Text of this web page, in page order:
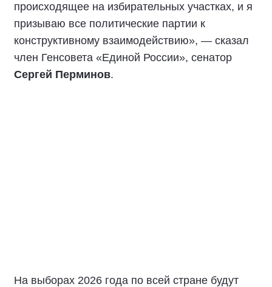
происходящее на избирательных участках, и я
призываю все политические партии к
конструктивному взаимодействию», — сказал
член Генсовета «Единой России», сенатор
Сергей Перминов.
На выборах 2026 года по всей стране будут